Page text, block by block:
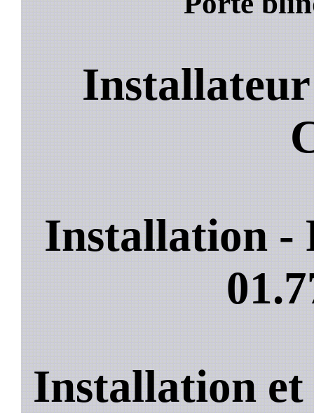
Installation -
Installation